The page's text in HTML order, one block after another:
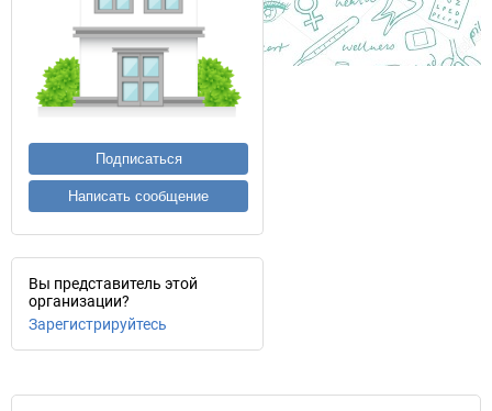
Подписаться
Написать сообщение
Вы представитель этой
организации?
Зарегистрируйтесь